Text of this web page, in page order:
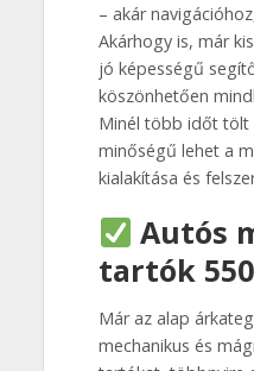
– akár
Akárhogy is, már
jó képességű
köszönhetően
Minél több időt tölt
minőségű lehet a
kialakítása és
Autós
tartók
Már az alap
mechanikus és